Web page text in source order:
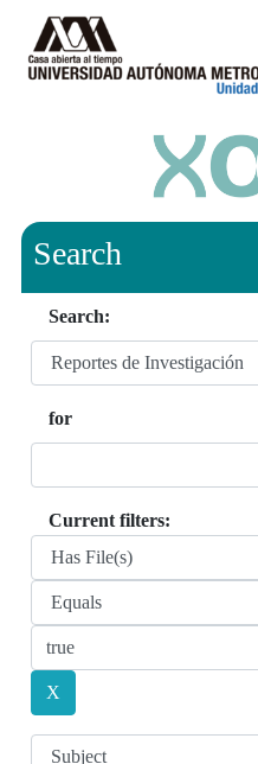
Search
Search:
for
Current filters: